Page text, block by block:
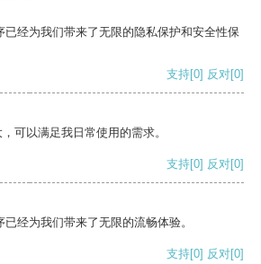
经为我们带来了无限的隐私保护和安全性保
支持[0] 反对[0]
可以满足我日常使用的需求。
支持[0] 反对[0]
经为我们带来了无限的流畅体验。
支持[0] 反对[0]